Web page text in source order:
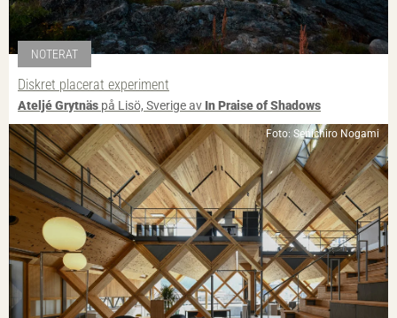
NOTERAT
Diskret placerat experiment
Ateljé Grytnäs på Lisö, Sverige av In Praise of Shadows
Foto: Senichiro Nogami